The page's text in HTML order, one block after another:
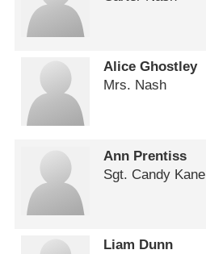
Alice Ghostley
Mrs. Nash
Ann Prentiss
Sgt. Candy Kane
Liam Dunn